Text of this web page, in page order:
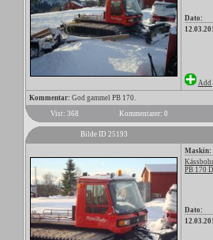
Dato:
Add
Kommentar: God gammel PB 170.
Vist: 368
Kommentarer: 0
Bilde ID 25193
Maskin:
PB 170
Dato: